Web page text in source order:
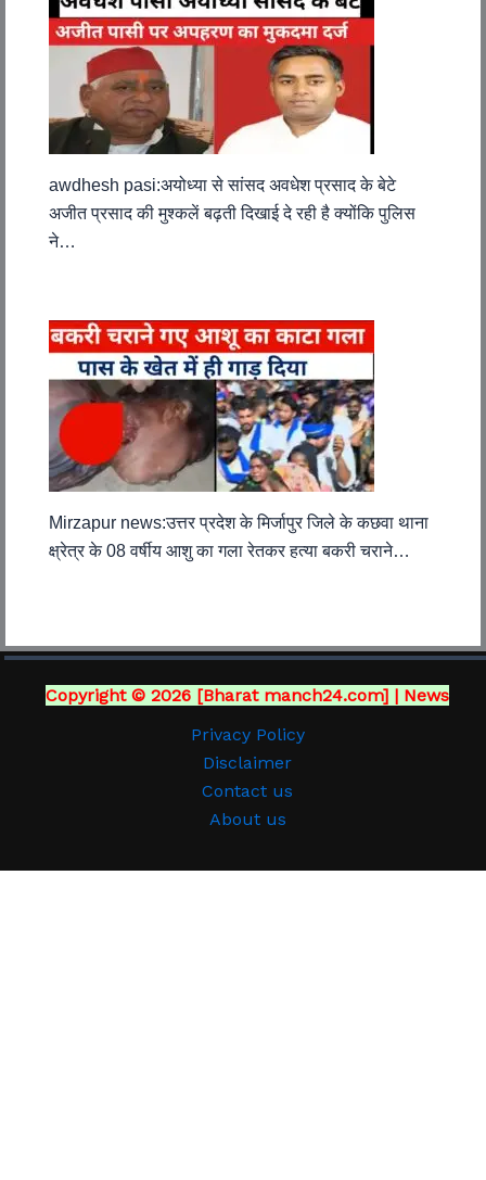
awdhesh pasi:अयोध्या से सांसद अवधेश प्रसाद के बेटे
अजीत प्रसाद की मुश्कलें बढ़ती दिखाई दे रही है क्योंकि पुलिस
ने…
Mirzapur news:उत्तर प्रदेश के मिर्जापुर जिले के कछवा थाना
क्ष्रेत्र के 08 वर्षीय आशु का गला रेतकर हत्या बकरी चराने…
Copyright © 2026 [Bharat manch24.com] | News
Privacy Policy
Disclaimer
Contact us
About us